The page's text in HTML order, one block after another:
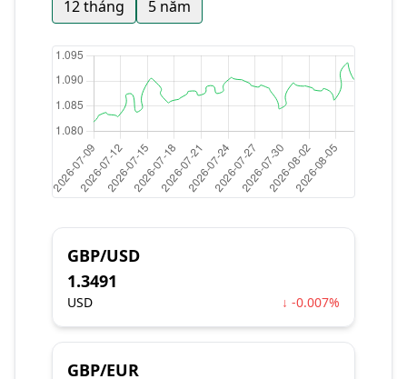
12 tháng
5 năm
GBP/USD
1.3491
USD ↓ -0.007%
GBP/EUR